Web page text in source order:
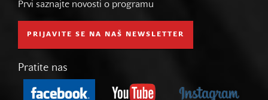
Prvi saznajte novosti o programu
PRIJAVITE SE NA NAŠ NEWSLETTER
Pratite nas